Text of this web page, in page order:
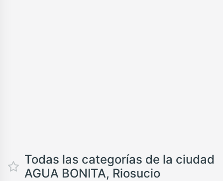
Todas las categorías de la ciudad
AGUA BONITA, Riosucio